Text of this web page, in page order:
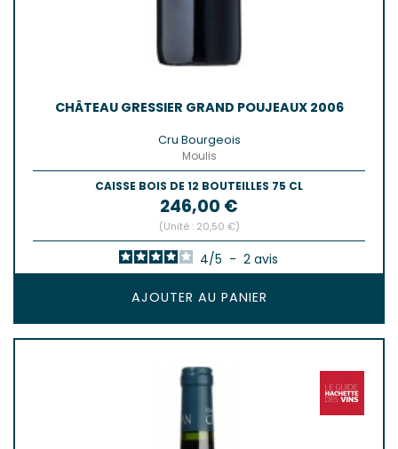
CHÂTEAU GRESSIER GRAND POUJEAUX 2006
Cru Bourgeois
Moulis
CAISSE BOIS DE 12 BOUTEILLES 75 CL
Prix
246,00 €
(Unité : 20,50 €)
4/5 - 2 avis
AJOUTER AU PANIER